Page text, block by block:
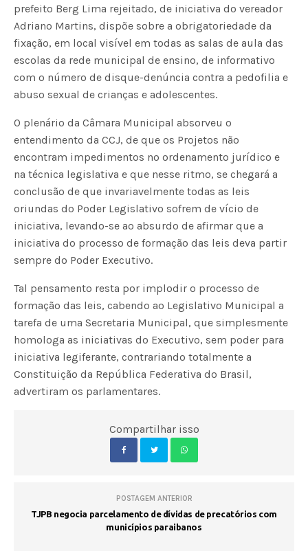
prefeito Berg Lima rejeitado, de iniciativa do vereador
Adriano Martins, dispõe sobre a obrigatoriedade da
fixação, em local visível em todas as salas de aula das
escolas da rede municipal de ensino, de informativo
com o número de disque-denúncia contra a pedofilia e
abuso sexual de crianças e adolescentes.
O plenário da Câmara Municipal absorveu o
entendimento da CCJ, de que os Projetos não
encontram impedimentos no ordenamento jurídico e
na técnica legislativa e que nesse ritmo, se chegará a
conclusão de que invariavelmente todas as leis
oriundas do Poder Legislativo sofrem de vício de
iniciativa, levando-se ao absurdo de afirmar que a
iniciativa do processo de formação das leis deva partir
sempre do Poder Executivo.
Tal pensamento resta por implodir o processo de
formação das leis, cabendo ao Legislativo Municipal a
tarefa de uma Secretaria Municipal, que simplesmente
homologa as iniciativas do Executivo, sem poder para
iniciativa legiferante, contrariando totalmente a
Constituição da República Federativa do Brasil,
advertiram os parlamentares.
Compartilhar isso
POSTAGEM ANTERIOR
TJPB negocia parcelamento de dívidas de precatórios com
municípios paraibanos